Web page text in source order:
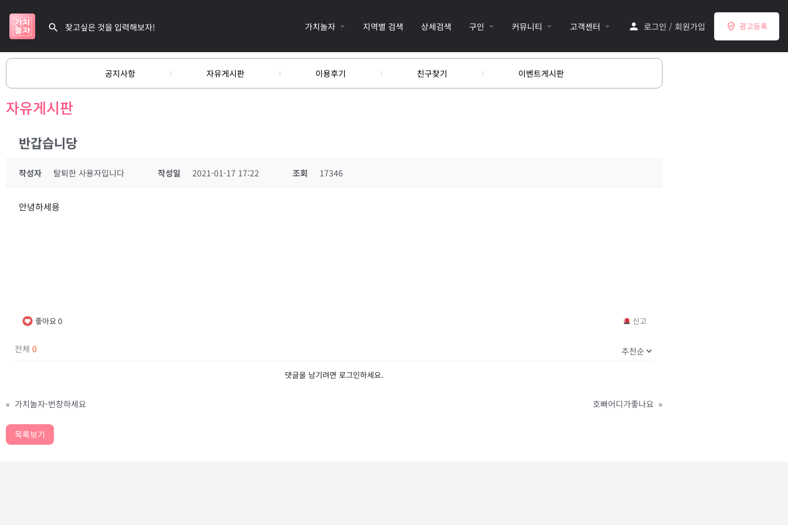
가치놀자 지역별 검색 상세검색 구인 커뮤니티 고객센터 로그인 / 회원가입 광고등록
공지사항 자유게시판 이용후기 친구찾기 이벤트게시판
자유게시판
반갑습니당
작성자 탈퇴한 사용자입니다 작성일 2021-01-17 17:22 조회 17346
안녕하세용
좋아요0 신고
전체 0
댓글을 남기려면 로그인하세요.
« 가치놀자-번창하세요 호빠어디가좋나요 »
목록보기